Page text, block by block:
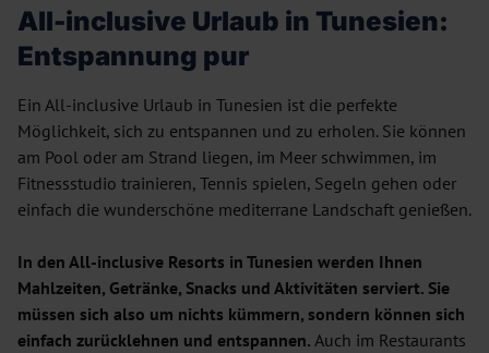
All-inclusive Urlaub in Tunesien:
Entspannung pur
Ein All-inclusive Urlaub in Tunesien ist die perfekte
Möglichkeit, sich zu entspannen und zu erholen. Sie können
am Pool oder am Strand liegen, im Meer schwimmen, im
Fitnessstudio trainieren, Tennis spielen, Segeln gehen oder
einfach die wunderschöne mediterrane Landschaft genießen.
In den All-inclusive Resorts in Tunesien werden Ihnen
Mahlzeiten, Getränke, Snacks und Aktivitäten serviert. Sie
müssen sich also um nichts kümmern, sondern können sich
einfach zurücklehnen und entspannen. Auch im Restaurants